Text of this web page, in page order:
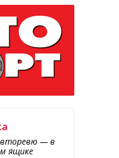
— в
ящике